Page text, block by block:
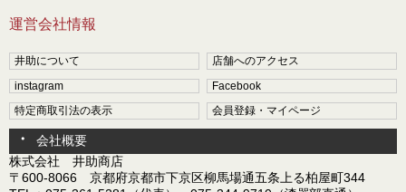
運営会社情報
井助について
店舗へのアクセス
instagram
Facebook
特定商取引法の表示
会員登録・マイページ
会社概要
株式会社 井助商店
〒600-8066 京都府京都市下京区柳馬場通五条上る柏屋町344